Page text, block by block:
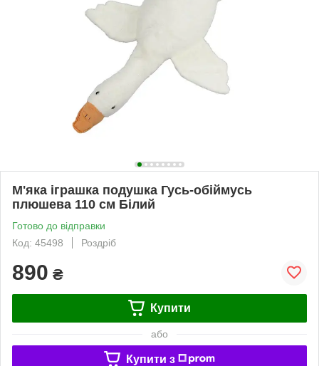
М'яка іграшка подушка Гусь-обіймусь
плюшева 110 см Білий
Готово до відправки
Код: 45498
Роздріб
890 ₴
Купити
або
Купити з